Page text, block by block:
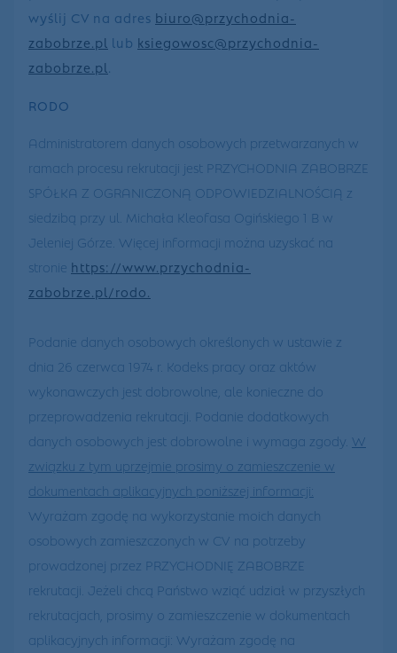
wyślij CV na adres biuro@przychodnia-
zabobrze.pl lub ksiegowosc@przychodnia-
zabobrze.pl
RODO
Administratorem danych osobowych przetwarzanych w
ramach procesu rekrutacji jest PRZYCHODNIA ZABOBRZE
SPÓŁKA Z OGRANICZONĄ ODPOWIEDZIALNOŚCIĄ z
siedzibą przy ul. Michała Kleofasa Ogińskiego 1 B w
Jeleniej Górze. Więcej informacji można uzyskać na
stronie https://www.przychodnia-
zabobrze.pl/rodo.
Podanie danych osobowych określonych w ustawie z
dnia 26 czerwca 1974 r. Kodeks pracy oraz aktów
wykonawczych jest dobrowolne, ale konieczne do
przeprowadzenia rekrutacji. Podanie dodatkowych
danych osobowych jest dobrowolne i wymaga zgody. W
związku z tym uprzejmie prosimy o zamieszczenie w
dokumentach aplikacyjnych poniższej informacji:
Wyrażam zgodę na wykorzystanie moich danych
osobowych zamieszczonych w CV na potrzeby
prowadzonej przez PRZYCHODNIĘ ZABOBRZE
rekrutacji. Jeżeli chcą Państwo wziąć udział w przyszłych
rekrutacjach, prosimy o zamieszczenie w dokumentach
aplikacyjnych informacji: Wyrażam zgodę na